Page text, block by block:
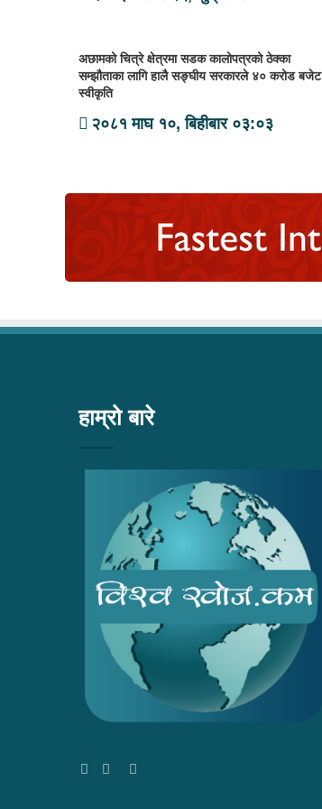
अछामको चित्रे क्षेत्रमा सडक कालोपत्रको ठेक्का
सम्झौताका लागि हालै सङ्घीय सरकारले ४० करोड बजेट
स्वीकृति
२०८१ माघ १०, बिहीबार ०३:०३
हाम्रो बारे
Facebook
Twitter